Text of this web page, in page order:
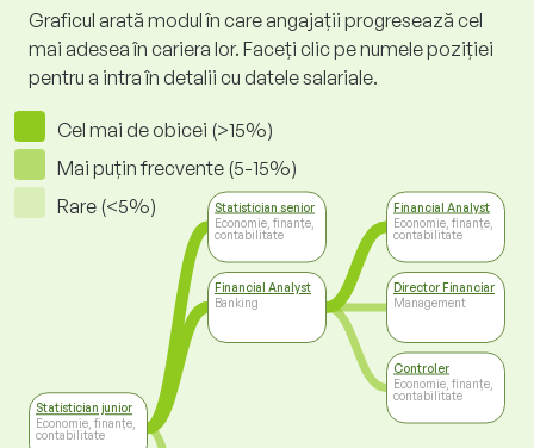
Graficul arată modul în care angajații progresează cel
mai adesea în cariera lor. Faceți clic pe numele poziției
pentru a intra în detalii cu datele salariale.
Cel mai de obicei (>15%)
Mai puțin frecvente (5-15%)
Rare (<5%)
Statistician junior
Economie, finanțe,
contabilitate
Statistician senior
Economie, finanțe,
contabilitate
Financial Analyst
Banking
Financial Analyst
Economie, finanțe,
contabilitate
Director Financiar
Management
Controler
Economie, finanțe,
contabilitate